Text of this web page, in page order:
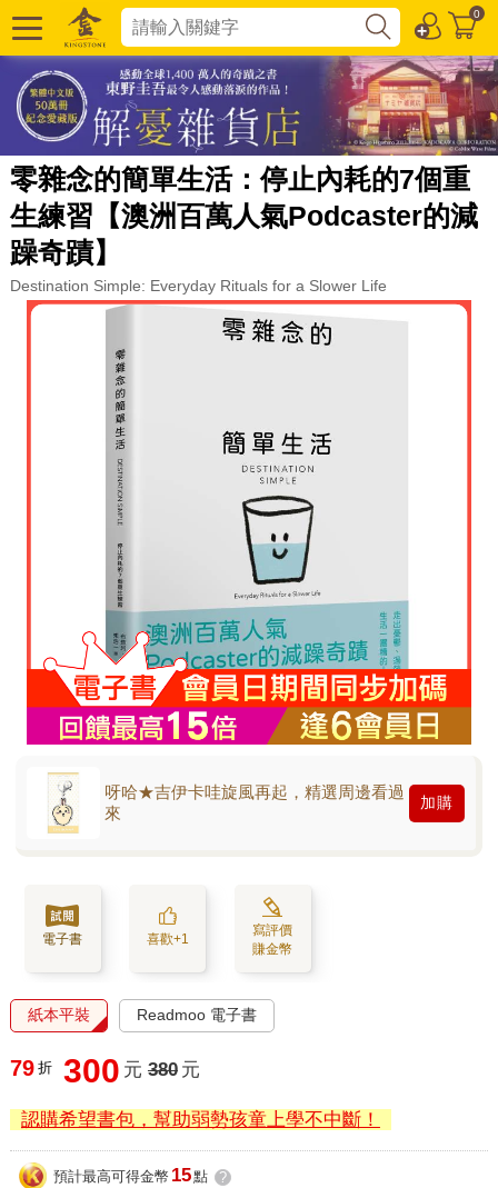
0
零雜念的簡單生活：停止內耗的7個重
生練習【澳洲百萬人氣Podcaster的減
躁奇蹟】
Destination Simple: Everyday Rituals for a Slower Life
呀哈★吉伊卡哇旋風再起，精選周邊看過
來
加購
電子書 喜歡+1
寫評價
賺金幣
紙本平裝 Readmoo 電子書
79 折 300 元 380 元
認購希望書包，幫助弱勢孩童上學不中斷！
預計最高可得金幣 15點 ?